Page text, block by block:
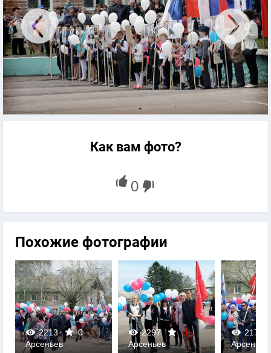
Как вам фото?
Похожие фотографии
2213
0
0
Арсеньев
2297
-1
0
Арсеньев
2178
0
Арсеньев